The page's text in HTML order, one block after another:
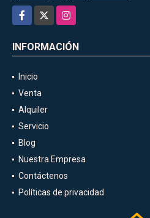
Facebook
Instagram
INFORMACIÓN
Inicio
Venta
Alquiler
Servicio
Blog
Nuestra Empresa
Contáctenos
Políticas de privacidad